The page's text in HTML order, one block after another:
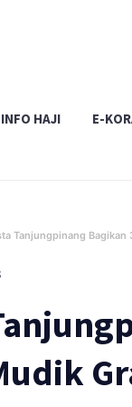
INFO HAJI E-
Tanjungpinang